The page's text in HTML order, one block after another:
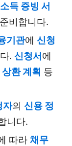
소득 증빙 서
비합니다.
기관에 신청
. 신청서 에
상환 계획 등
자의 신용 정
니다.
따라 채무